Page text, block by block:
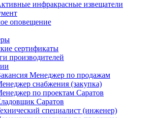
инфракрасные извещатели
оповещение
сертификаты
производителей
Менеджер по продажам
снабжения (закупка)
по проектам Саратов
Саратов
специалист (инженер)